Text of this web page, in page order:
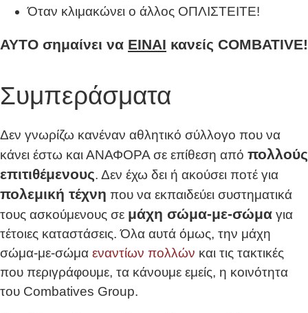
Όταν κλιμακώνει ο άλλος ΟΠΛΙΣΤΕΙΤΕ!
ΑΥΤΟ σημαίνει να ΕΙΝΑΙ κανείς COMBATIVE!
Συμπεράσματα
Δεν γνωρίζω κανέναν αθλητικό σύλλογο που να
κάνει έστω και ΑΝΑΦΟΡΑ σε επίθεση από πολλούς
επιτιθέμενους. Δεν έχω δει ή ακούσει ποτέ για
πολεμική τέχνη που να εκπαιδεύει συστηματικά
τους ασκούμενους σε μάχη σώμα-με-σώμα για
τέτοιες καταστάσεις. Όλα αυτά όμως, την μάχη
σώμα-με-σώμα εναντίων πολλών και τις τακτικές
που περιγράφουμε, τα κάνουμε εμείς, η κοινότητα
του Combatives Group.